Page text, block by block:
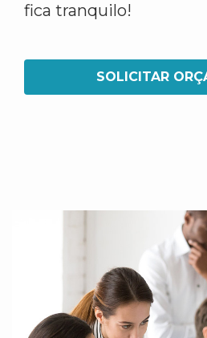
fica tranquilo!
SOLICITAR